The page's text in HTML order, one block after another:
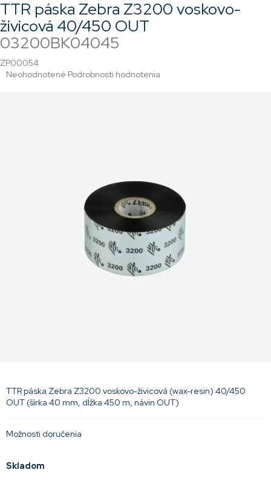
TTR páska Zebra Z3200 voskovo-
živicová 40/450 OUT
03200BK04045
ZP00054
Priemerné
Neohodnotené Podrobnosti hodnotenia
Skladom
Možnosti doručenia
TTR páska Zebra Z3200 voskovo-živicová (wax-resin) 40/450
OUT (šírka 40 mm, dĺžka 450 m, návin OUT)